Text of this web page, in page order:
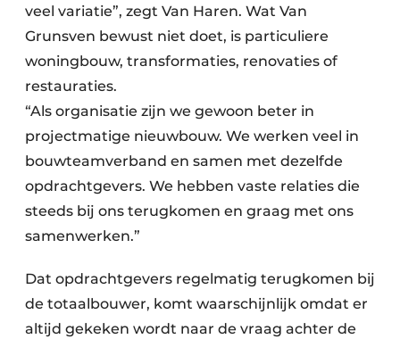
veel variatie”, zegt Van Haren. Wat Van
Grunsven bewust niet doet, is particuliere
woningbouw, transformaties, renovaties of
restauraties.
“Als organisatie zijn we gewoon beter in
projectmatige nieuwbouw. We werken veel in
bouwteamverband en samen met dezelfde
opdrachtgevers. We hebben vaste relaties die
steeds bij ons terugkomen en graag met ons
samenwerken.”
Dat opdrachtgevers regelmatig terugkomen bij
de totaalbouwer, komt waarschijnlijk omdat er
altijd gekeken wordt naar de vraag achter de